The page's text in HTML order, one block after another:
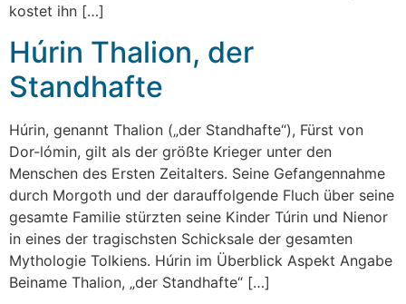
kostet ihn […]
Húrin Thalion, der
Standhafte
Húrin, genannt Thalion („der Standhafte“), Fürst von
Dor-lómin, gilt als der größte Krieger unter den
Menschen des Ersten Zeitalters. Seine Gefangennahme
durch Morgoth und der darauffolgende Fluch über seine
gesamte Familie stürzten seine Kinder Túrin und Nienor
in eines der tragischsten Schicksale der gesamten
Mythologie Tolkiens. Húrin im Überblick Aspekt Angabe
Beiname Thalion, „der Standhafte“ […]